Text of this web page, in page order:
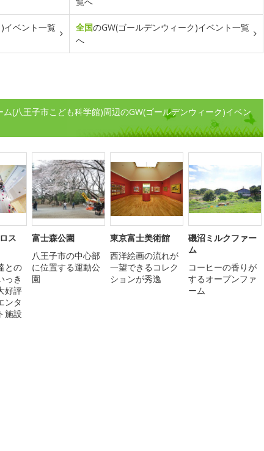
イベント一覧
全国のGW(ゴールデンウィーク)イベント一覧
へ
(八王子市こども科学館)周辺のGW(ゴールデンウィーク)イベン
ス
との
っき
好評
ンタ
施設
富士森公園
八王子市の中心部
に位置する運動公
園
東京富士美術館
西洋絵画の流れが
一望できるコレク
ションが秀逸
磯沼ミルクファー
ム
コーヒーの香りが
するオープンファ
ーム